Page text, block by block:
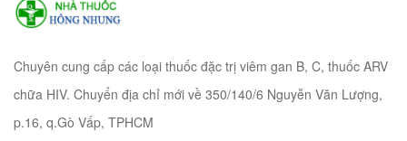
Chuyên cung cấp các loại thuốc đặc trị viêm gan B, C, thuốc ARV
chữa HIV. Chuyển địa chỉ mới về 350/140/6 Nguyễn Văn Lượng,
p.16, q.Gò Vấp, TPHCM